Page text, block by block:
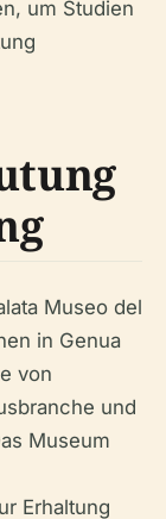
um Studien
Museo del
in Genua
von
und
Museum
Erhaltung